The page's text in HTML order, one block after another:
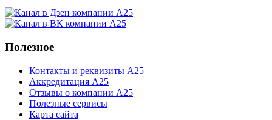
Полезное
Контакты и реквизиты А25
Аккредитация А25
Отзывы о компании А25
Полезные сервисы
Карта сайта